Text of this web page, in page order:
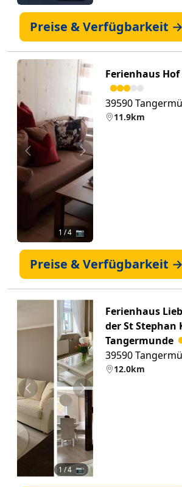
Preise & Verfügbarkeit →
Zurück Weiter
1 / 4 📷
Ferienhaus
39590
11.9km
Preise & Verfügbarkeit →
Zurück Weiter
1/ 4 📷
Ferienhaus
der St Stephan
Tangermunde
39590
12.0km